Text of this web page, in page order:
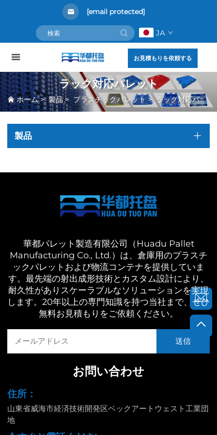
[email protected]
JA
お見積もりを依頼する
ラック対応パレット
ホーム>製品>プラスチックパレット>ラック対応パレット
製品
華都パレット製造有限公司（Huadu Pallet
Manufacturing Co., Ltd.）は、倉庫用のプラスチ
ックパレットおよび物流コンテナを提供していま
す。最先端の射出成形技術とカスタム設計により、
耐久性がありスケーラブルなソリューションを実現
します。20年以上の専門知識を持つ当社まで、ぜひ
無料お見積もりをご依頼ください。
お問い合わせ
住所：
山東省威海市経済技術開発区ベックアートウェスト工業団
地